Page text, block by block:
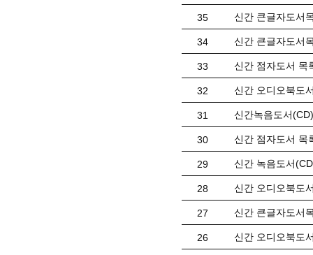
35 신간 큰글자도서
34 신간 큰글자도서
33 신간 점자도서 목
32 신간 오디오북도
31 신간녹음도서
30 신간 점자도서 목
29 신간 녹음도서
28 신간 오디오북도
27 신간 큰글자도서
26 신간 오디오북도